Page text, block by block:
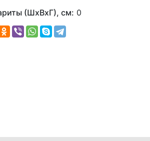
(ШхВхГ), см: 0